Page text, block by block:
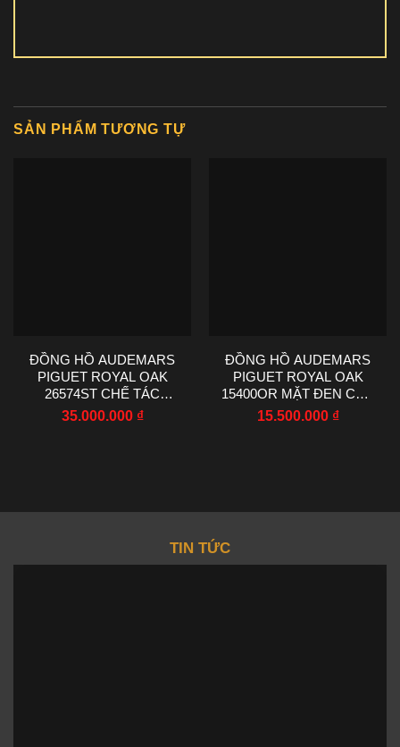
SẢN PHẨM TƯƠNG TỰ
ĐỒNG HỒ AUDEMARS
PIGUET ROYAL OAK
26574ST CHẾ TÁC
MOISSANITE BAGUETTE
35.000.000 ₫
ĐỒNG HỒ AUDEMARS
PIGUET ROYAL OAK
15400OR MẶT ĐEN CHẾ
TÁC NHÀ MÁY IP 41MM
15.500.000 ₫
TIN TỨC